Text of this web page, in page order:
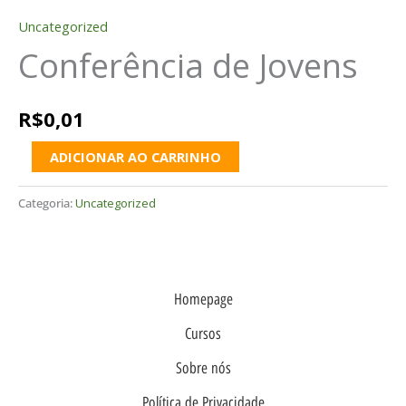
Uncategorized
Conferência de Jovens
R$0,01
ADICIONAR AO CARRINHO
Categoria:Uncategorized
Homepage
Cursos
Sobre nós
Política de Privacidade